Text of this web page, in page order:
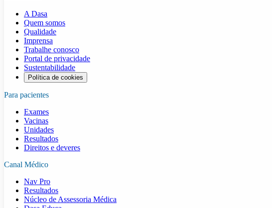
A Dasa
Quem somos
Qualidade
Imprensa
Trabalhe conosco
Portal de privacidade
Sustentabilidade
Política de cookies
Para pacientes
Exames
Vacinas
Unidades
Resultados
Direitos e deveres
Canal Médico
Nav Pro
Resultados
Núcleo de Assessoria Médica